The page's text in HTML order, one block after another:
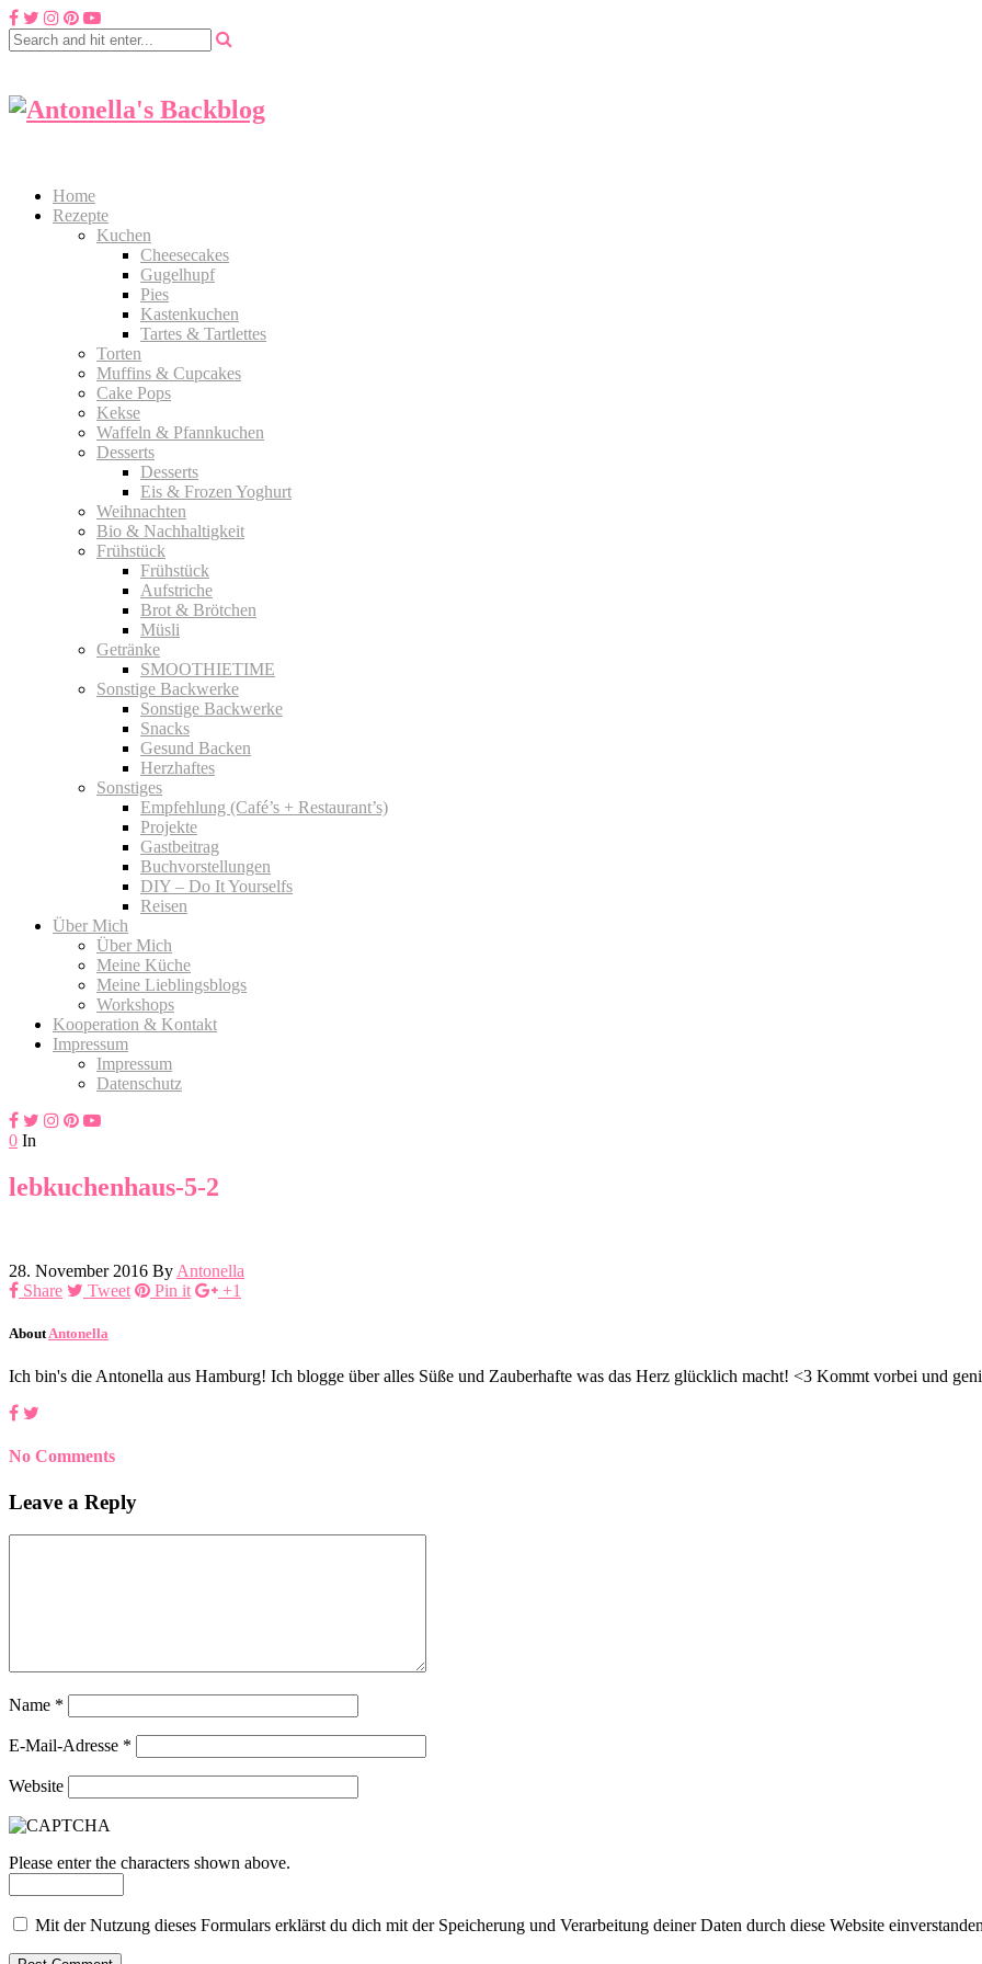
Home
Rezepte
Kuchen
Cheesecakes
Gugelhupf
Pies
Kastenkuchen
Tartes & Tartlettes
Torten
Muffins & Cupcakes
Cake Pops
Kekse
Waffeln & Pfannkuchen
Desserts
Desserts
Eis & Frozen Yoghurt
Weihnachten
Bio & Nachhaltigkeit
Frühstück
Frühstück
Aufstriche
Brot & Brötchen
Müsli
Getränke
SMOOTHIETIME
Sonstige Backwerke
Sonstige Backwerke
Snacks
Gesund Backen
Herzhaftes
Sonstiges
Empfehlung (Café’s + Restaurant’s)
Projekte
Gastbeitrag
Buchvorstellungen
DIY – Do It Yourselfs
Reisen
Über Mich
Über Mich
Meine Küche
Meine Lieblingsblogs
Workshops
Kooperation & Kontakt
Impressum
Impressum
Datenschutz
0 In
lebkuchenhaus-5-2
28. November 2016 By Antonella
Share
Tweet Pin it +1
About Antonella
Ich bin's die Antonella aus Hamburg! Ich blogge über alles Süße und Zauberhafte was das Herz glücklich macht! <3 Kommt vorbei und
No Comments
Leave a Reply
Name *
E-Mail-Adresse *
Website
Please enter the characters shown above.
Mit der Nutzung dieses Formulars erklärst du dich mit der Speicherung und Verarbeitung deiner Daten durch diese Website